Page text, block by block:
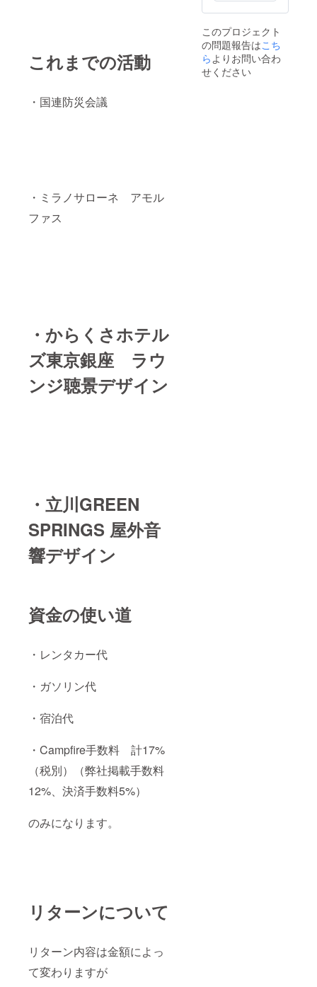
これまでの活動
・国連防災会議
・ミラノサローネ アモル
ファス
・からくさホテル
ズ東京銀座 ラウ
ンジ聴景デザイン
・立川GREEN
SPRINGS 屋外音
響デザイン
資金の使い道
・レンタカー代
・ガソリン代
・宿泊代
・Campfire手数料 計17%
（税別）（弊社掲載手数料
12%、決済手数料5%）
のみになります。
リターンについて
リターン内容は金額によっ
て変わりますが
このプロジェクト
の問題報告はこち
らよりお問い合わ
せください